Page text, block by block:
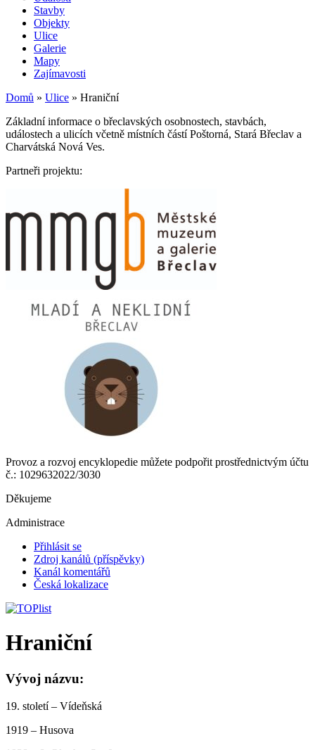
Stavby
Objekty
Ulice
Galerie
Mapy
Zajímavosti
Domů » Ulice » Hraniční
Základní informace o břeclavských osobnostech, stavbách,
událostech a ulicích včetně místních částí Poštorná, Stará Břeclav a
Charvátská Nová Ves.
Partneři projektu:
Provoz a rozvoj encyklopedie můžete podpořit prostřednictvým účtu
č.: 1029632022/3030
Děkujeme
Administrace
Přihlásit se
Zdroj kanálů (příspěvky)
Kanál komentářů
Česká lokalizace
Hraniční
Vývoj názvu:
19. století – Vídeňská
1919 – Husova